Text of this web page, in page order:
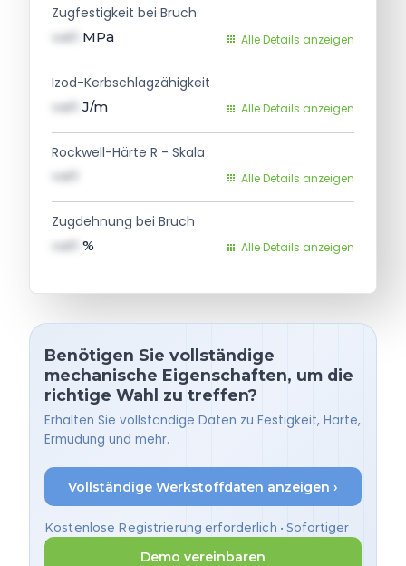
Zugfestigkeit bei Bruch
val1 MPa Alle Details anzeigen
Izod-Kerbschlagzähigkeit
val1 J/m Alle Details anzeigen
Rockwell-Härte R - Skala
val1 Alle Details anzeigen
Zugdehnung bei Bruch
val1 % Alle Details anzeigen
Benötigen Sie vollständige
mechanische Eigenschaften, um die
richtige Wahl zu treffen?
Erhalten Sie vollständige Daten zu Festigkeit, Härte,
Ermüdung und mehr.
Vollständige Werkstoffdaten anzeigen ›
Kostenlose Registrierung erforderlich • Sofortiger
Zugriff
Demo vereinbaren